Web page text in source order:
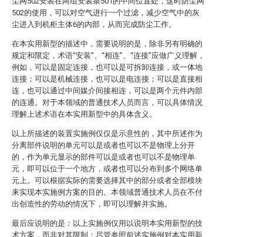
502的使用，可以对空气进行一个过滤，减少空气中的灰
尘进入到机柜主体6的内部，从而完成防尘工作。
在本实用新型的描述中，需要说明的是，除非另有明确的
规定和限定，术语“安装”、“相连”、“连接”应做广义理解，
例如，可以是固定连接，也可以是可拆卸连接，或一体地
连接；可以是机械连接，也可以是电连接；可以是直接相
连，也可以通过中间媒介间接相连，可以是两个元件内部
的连通。对于本领域的普通技术人员而言，可以具体情况
理解上述术语在本实用新型中的具体含义。
以上所描述的装置实施例仅仅是示意性的，其中所述作为
分离部件说明的单元可以是或者也可以不是物理上分开
的，作为单元显示的部件可以是或者也可以不是物理单
元，即可以位于一个地方，或者也可以分布到多个网络单
元上。可以根据实际的需要选择其中的部分或者全部模块
来实现本实施例方案的目的。本领域普通技术人员在不付
出创造性的劳动的情况下，即可以理解并实施。
最后应说明的是：以上实施例仅用以说明本实用新型的技
术方案，而非对其限制；尽管参照前述实施例对本实用新